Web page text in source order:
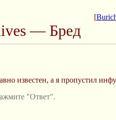
[
— Бред
известен, а я пропустил
"Ответ".